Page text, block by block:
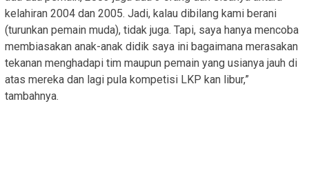
kelahiran 2004 dan 2005. Jadi, kalau dibilang kami berani
(turunkan pemain muda), tidak juga. Tapi, saya hanya mencoba
membiasakan anak-anak didik saya ini bagaimana merasakan
tekanan menghadapi tim maupun pemain yang usianya jauh di
atas mereka dan lagi pula kompetisi LKP kan libur,”
tambahnya.